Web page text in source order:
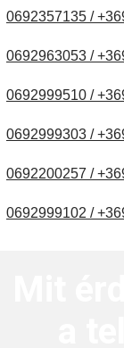
0692357135 /
0692963053 /
0692999510 /
0692999303 /
0692200257 /
0692999102 /